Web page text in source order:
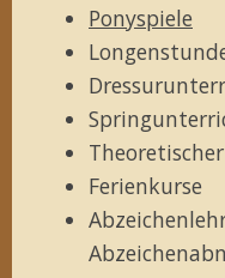
Ponyspiele
Ferienkurse